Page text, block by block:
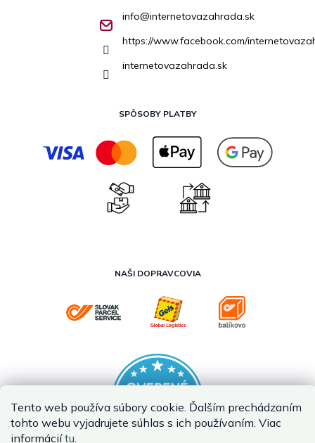
Tento web používa súbory cookie. Ďalším prechádzaním
tohto webu vyjadrujete súhlas s ich používaním. Viac
informáciítu.
info@internetovazahrada.sk
https://www.facebook.com/
internetovazahrada.sk
SPÔSOBY PLATBY
NAŠI DOPRAVCOVIA